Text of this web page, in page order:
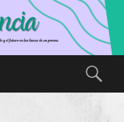
P
Aprendiendo